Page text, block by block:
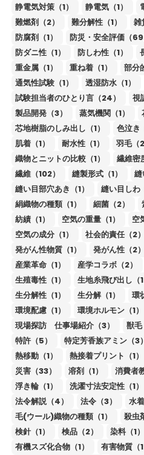
静電気対策（1）
静電気（1）
難燃剤（2）
難分解性（1） 雑
防腐剤（1）
防災・安全評価（69
防ダニ性（1）
防しわ性（1）
重金属（1）
重ね着（1）
部分
通気性試験（1）
透湿防水（1）
試験担当者のひとり言（24）
視
製品開発（3）
蒸気機関（1）
芯地樹脂のしみ出し（1）
色泣き
肌着（1）
耐水性（1） 羽毛（2
織物とニットの比較（1）
繊維密
繊維（102）
縫製形式（1）
縫
縫い目部穴あき（1）
縫い目しわ
絹織物の種類（1）
細菌（2）
紡績（1）
空気の重量（1）
空
空気の成分（1）
社会的責任（2）
発がん性物質（1）
発がん性（2）
産業革命（1）
産学コラボ（2）
生殖毒性（1）
生地糸飛び出し（1
生分解性（1）
生分解（1）
環
環境配慮（1）
環境ホルモン（1）
現場探訪 仕事場紹介（3）
獣毛
特許（5）
特定芳香族アミン（3）
熱移動（1）
熱接着プリント（1）
災害（33）
溶剤（1） 消費者
浮き輪（1）
洗濯寸法安定性（1）
法令解説（4）
法令（3） 水着
毛(ウール)織物の種類（1）
殺虫
検針（1）
検品（2） 染料（1）
有機スズ化合物（1）
有害物質（